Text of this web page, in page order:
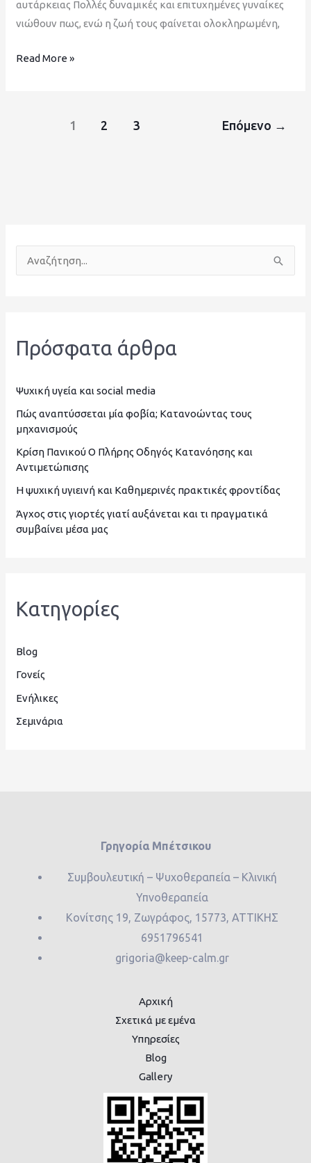
αυτάρκειας Πολλές δυναμικές και επιτυχημένες γυναίκες
νιώθουν πως, ενώ η ζωή τους φαίνεται ολοκληρωμένη,
Read More »
1 2 3 Επόμενο →
η
σ
η
γ
ι
α
:
Πρόσφατα άρθρα
Ψυχική υγεία και social media
Πώς αναπτύσσεται μία φοβία; Κατανοώντας τους
μηχανισμούς
Κρίση Πανικού Ο Πλήρης Οδηγός Κατανόησης και
Αντιμετώπισης
Η ψυχική υγιεινή και Καθημερινές πρακτικές φροντίδας
Άγχος στις γιορτές γιατί αυξάνεται και τι πραγματικά
συμβαίνει μέσα μας
Kατηγορίες
Blog
Γονείς
Ενήλικες
Σεμινάρια
Γρηγορία Μπέτσικου
Συμβουλευτική – Ψυχοθεραπεία – Κλινική
Υπνοθεραπεία
Κονίτσης 19, Ζωγράφος, 15773, ΑΤΤΙΚΗΣ
6951796541
grigoria@keep-calm.gr
Αρχική
Σχετικά με εμένα
Υπηρεσίες
Blog
Gallery